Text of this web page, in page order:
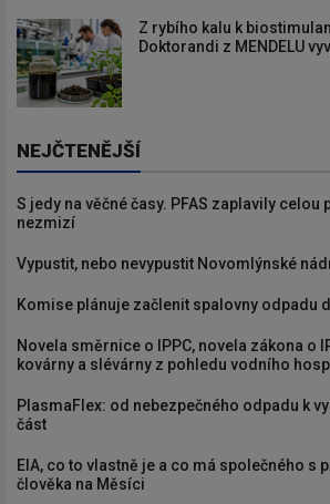
Z rybího kalu k
Doktorandi z MENDELU
NEJČTENĚJŠÍ
S jedy na věčné časy. PFAS zaplavily celou
nezmizí
Vypustit, nebo nevypustit Novomlýnské
Komise plánuje začlenit spalovny odpadu
Novela směrnice o IPPC, novela zákona o
kovárny a slévárny z pohledu vodního
PlasmaFlex: od nebezpečného odpadu k
část
EIA, co to vlastně je a co má společného s
člověka na Měsíci